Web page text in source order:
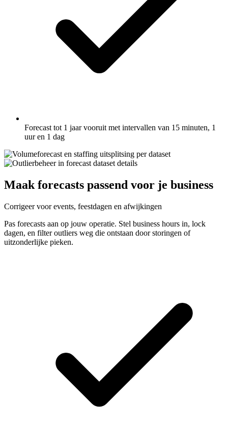
Forecast tot 1 jaar vooruit met intervallen van 15 minuten, 1
uur en 1 dag
Maak forecasts passend voor je business
Corrigeer voor events, feestdagen en afwijkingen
Pas forecasts aan op jouw operatie. Stel business hours in, lock
dagen, en filter outliers weg die ontstaan door storingen of
uitzonderlijke pieken.